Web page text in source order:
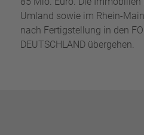
Umland sowie im Rhein-
nach Fertigstellung in den
DEUTSCHLAND übergehen.